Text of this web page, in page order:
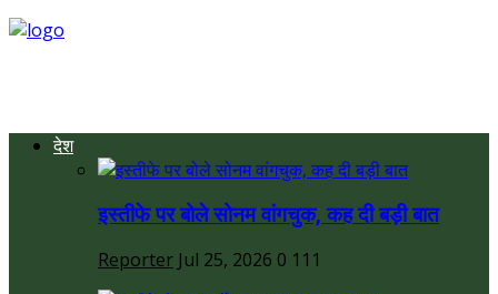
देश
इस्तीफे पर बोले सोनम वांगचुक, कह दी बड़ी बात
Reporter Jul 25, 2026 0 111